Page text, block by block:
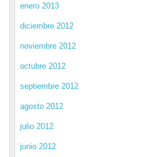
enero 2013
diciembre 2012
noviembre 2012
octubre 2012
septiembre 2012
agosto 2012
julio 2012
junio 2012